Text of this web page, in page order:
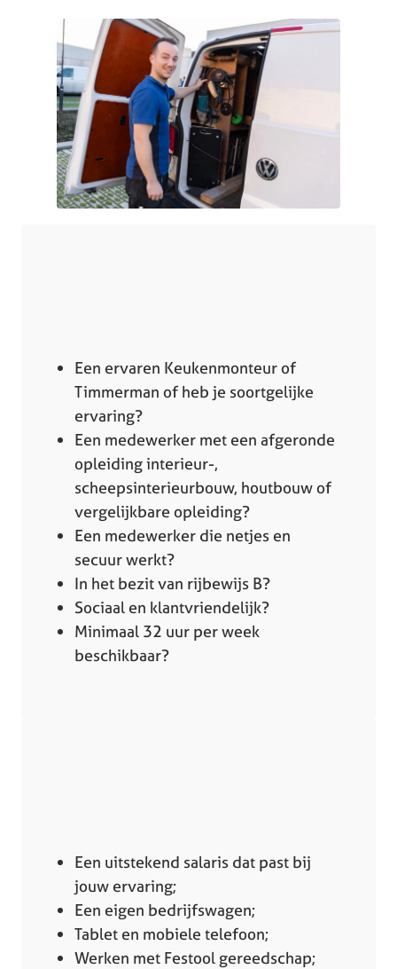
Een ervaren Keukenmonteur of
Timmerman of heb je soortgelijke
ervaring?
Een medewerker met een afgeronde
opleiding interieur-,
scheepsinterieurbouw, houtbouw of
vergelijkbare opleiding?
Een medewerker die netjes en
secuur werkt?
In het bezit van rijbewijs B?
Sociaal en klantvriendelijk?
Minimaal 32 uur per week
beschikbaar?
Een uitstekend salaris dat past bij
jouw ervaring;
Een eigen bedrijfswagen;
Tablet en mobiele telefoon;
Werken met Festool gereedschap;